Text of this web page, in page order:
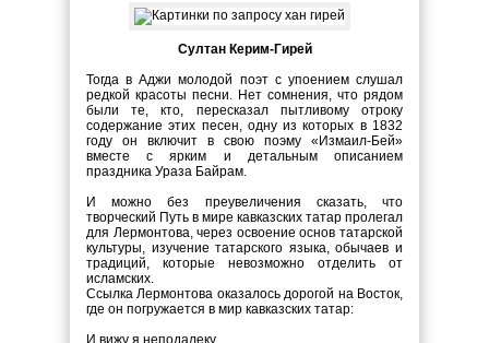
Султан Керим-Гирей
Тогда в Аджи молодой поэт с упоением слушал
редкой красоты песни. Нет сомнения, что рядом
были те, кто, пересказал пытливому отроку
содержание этих песен, одну из которых в 1832
году он включит в свою поэму «Измаил-Бей»
вместе с ярким и детальным описанием
праздника Ураза Байрам.
И можно без преувеличения сказать, что
творческий Путь в мире кавказских татар пролегал
для Лермонтова, через освоение основ татарской
культуры, изучение татарского языка, обычаев и
традиций, которые невозможно отделить от
исламских.
Ссылка Лермонтова оказалось дорогой на Восток,
где он погружается в мир кавказских татар:
И вижу я неподалеку